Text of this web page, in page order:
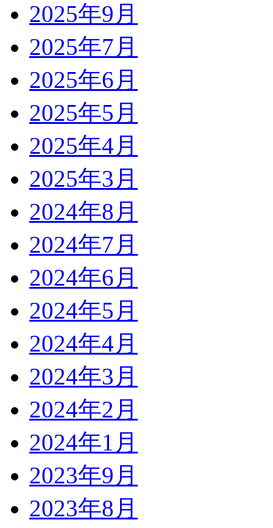
2025年9月
2025年7月
2025年6月
2025年5月
2025年4月
2025年3月
2024年8月
2024年7月
2024年6月
2024年5月
2024年4月
2024年3月
2024年2月
2024年1月
2023年9月
2023年8月